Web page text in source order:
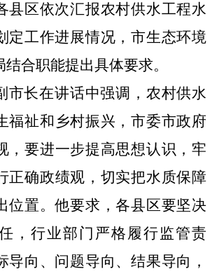
县区依次汇报农村供水工程水
定工作进展情况，市生态环境
合职能提出具体要求。
市长在讲话中强调，农村供水
福祉和乡村振兴 ，市委市政府
，要进一步提高思想认识 ，牢
正确政绩观，切实把水质保障
位置。他要求，各县区要坚决
，行业部门严格履行监管责
导向、问题导向、结果导向，